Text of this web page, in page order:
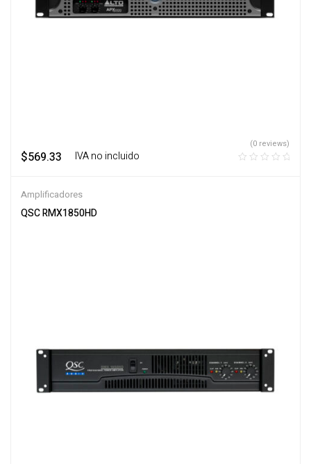
$569.33 ‎ ‎ ‎ IVA no incluido
(0 reviews)
Amplificadores
QSC RMX1850HD